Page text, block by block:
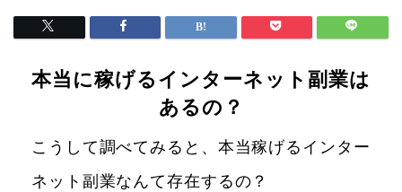
本当に稼げるインターネット副業は
あるの？
こうして調べてみると、本当稼げるインター
ネット副業なんて存在するの？